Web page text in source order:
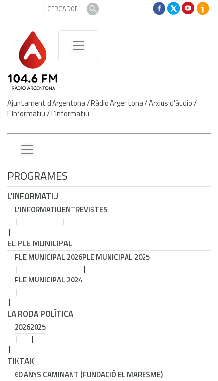
Ajuntament d'Argentona/Ràdio Argentona/Arxius d'àudio/
L'Informatiu/L'Informatiu
PROGRAMES
L'INFORMATIU
L'INFORMATIUENTREVISTES
EL PLE MUNICIPAL
PLE MUNICIPAL 2026PLE MUNICIPAL 2025
PLE MUNICIPAL 2024
LA RODA POLÍTICA
20262025
TIKTAK
60 ANYS CAMINANT (FUNDACIÓ EL MARESME)